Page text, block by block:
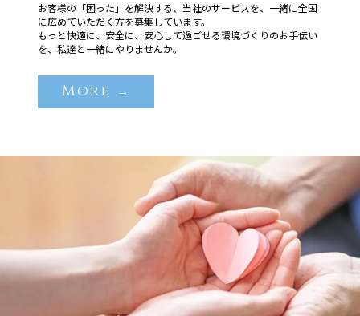
お客様の「困った」を解決する、当社のサービスを、一緒に全国
に広めていただく方を募集しています。
もっと快適に、安全に、安心して過ごせる環境づくりのお手伝い
を、私達と一緒にやりませんか。
More →